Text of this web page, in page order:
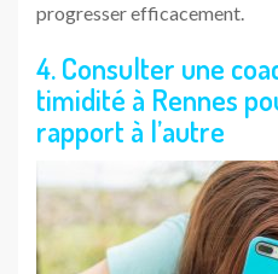
progresser efficacement.
4. Consulter une
timidité à Rennes
rapport à l’autre